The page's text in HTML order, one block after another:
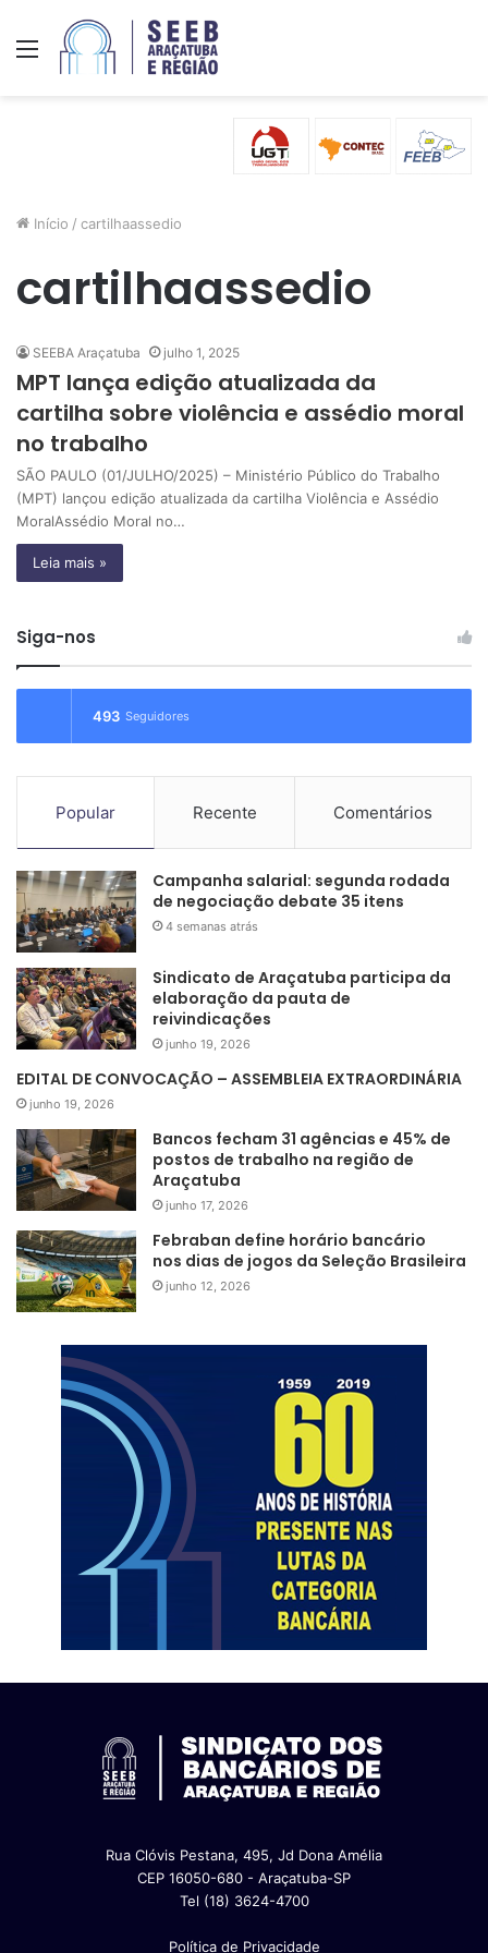
Menu
Início / cartilhaassedio
cartilhaassedio
SEEBA Araçatuba julho 1, 2025
MPT lança edição atualizada da
cartilha sobre violência e assédio moral
no trabalho
SÃO PAULO (01/JULHO/2025) – Ministério Público do Trabalho
(MPT) lançou edição atualizada da cartilha Violência e Assédio
MoralAssédio Moral no…
Leia mais »
Siga-nos
493 Seguidores
Popular Recente Comentários
Campanha salarial: segunda rodada
de negociação debate 35 itens
4 semanas atrás
Sindicato de Araçatuba participa da
elaboração da pauta de
reivindicações
junho 19, 2026
EDITAL DE CONVOCAÇÃO – ASSEMBLEIA EXTRAORDINÁRIA
junho 19, 2026
Bancos fecham 31 agências e 45% de
postos de trabalho na região de
Araçatuba
junho 17, 2026
Febraban define horário bancário
nos dias de jogos da Seleção Brasileira
junho 12, 2026
Rua Clóvis Pestana, 495, Jd Dona Amélia
CEP 16050-680 - Araçatuba-SP
Tel (18) 3624-4700
Política de Privacidade